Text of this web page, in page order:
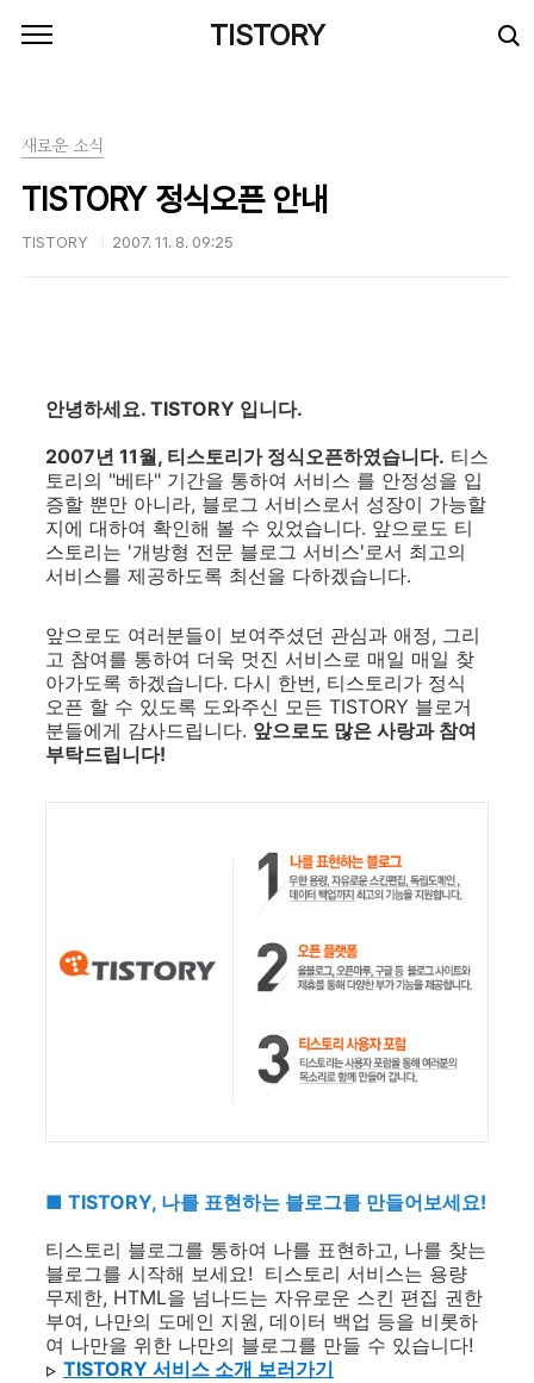
TISTORY
새로운 소식
TISTORY 정식오픈 안내
TISTORY 2007. 11. 8. 09:25
안녕하세요. TISTORY 입니다.
2007년 11월, 티스토리가 정식오픈하였습니다. 티스
토리의 "베타" 기간을 통하여 서비스 를 안정성을 입
증할 뿐만 아니라, 블로그 서비스로서 성장이 가능할
지에 대하여 확인해 볼 수 있었습니다. 앞으로도 티
스토리는 '개방형 전문 블로그 서비스'로서 최고의
서비스를 제공하도록 최선을 다하겠습니다.
앞으로도 여러분들이 보여주셨던 관심과 애정, 그리
고 참여를 통하여 더욱 멋진 서비스로 매일 매일 찾
아가도록 하겠습니다. 다시 한번, 티스토리가 정식
오픈 할 수 있도록 도와주신 모든 TISTORY 블로거
분들에게 감사드립니다. 앞으로도 많은 사랑과 참여
부탁드립니다!
■ TISTORY, 나를 표현하는 블로그를 만들어보세요!
티스토리 블로그를 통하여 나를 표현하고, 나를 찾는
블로그를 시작해 보세요! 티스토리 서비스는 용량
무제한, HTML을 넘나드는 자유로운 스킨 편집 권한
부여, 나만의 도메인 지원, 데이터 백업 등을 비롯하
여 나만을 위한 나만의 블로그를 만들 수 있습니다!
▷ TISTORY 서비스 소개 보러가기